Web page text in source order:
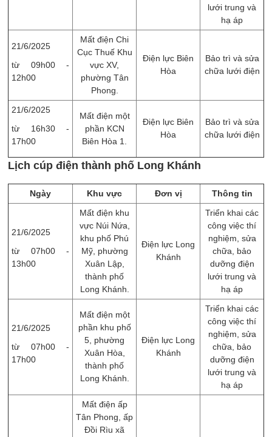
lưới trung và
hạ áp
21/6/2025
từ 09h00 -
12h00
Mất điện Chi
Cục Thuế Khu
vực XV,
phường Tân
Phong.
Điện lực Biên
Hòa
Bảo trì và sửa
chữa lưới điện
21/6/2025
từ 16h30 -
17h00
Mất điện một
phần KCN
Biên Hòa 1.
Điện lực Biên
Hòa
Bảo trì và sửa
chữa lưới điện
Lịch cúp điện thành phố Long Khánh
Ngày Khu vực Đơn vị Thông tin
21/6/2025
từ 07h00 -
13h00
Mất điện khu
vực Núi Nứa,
khu phố Phú
Mỹ, phường
Xuân Lập,
thành phố
Long Khánh.
Điện lực Long
Khánh
Triển khai các
công việc thí
nghiệm, sửa
chữa, ​bảo
dưỡng điện
lưới trung và
hạ áp
21/6/2025
từ 07h00 -
17h00
Mất điện một
phần khu phố
5, phường
Xuân Hòa,
thành phố
Long Khánh.
Điện lực Long
Khánh
Triển khai các
công việc thí
nghiệm, sửa
chữa, ​bảo
dưỡng điện
lưới trung và
hạ áp
Mất điện ấp
Tân Phong, ấp
Đồi Rìu xã